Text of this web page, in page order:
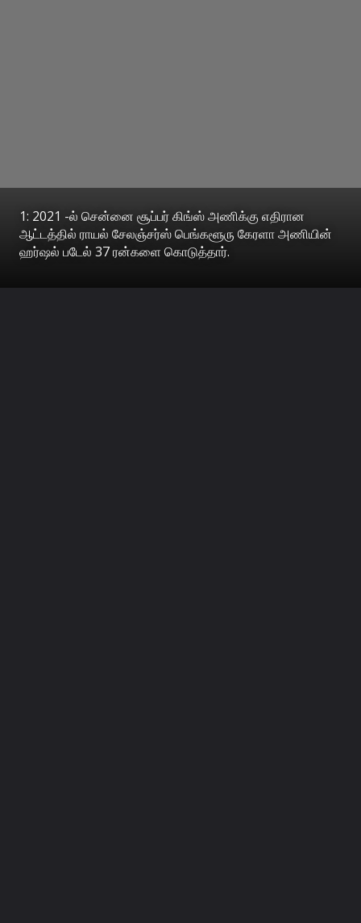
1: 2021 -ல் சென்னை சூப்பர் கிங்ஸ் அணிக்கு எதிரான
ஆட்டத்தில் ராயல் சேலஞ்சர்ஸ் பெங்களூரு கேரளா அணியின்
ஹர்ஷல் படேல் 37 ரன்களை கொடுத்தார்.